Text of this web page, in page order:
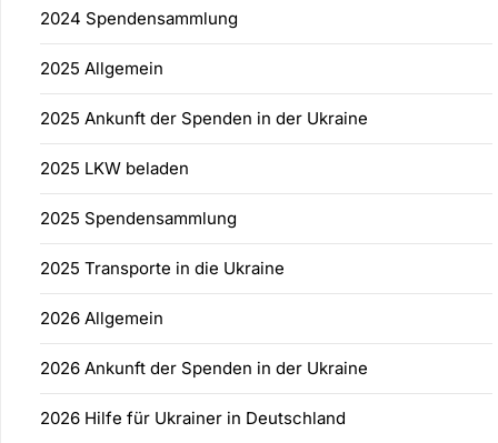
2024 Spendensammlung
2025 Allgemein
2025 Ankunft der Spenden in der Ukraine
2025 LKW beladen
2025 Spendensammlung
2025 Transporte in die Ukraine
2026 Allgemein
2026 Ankunft der Spenden in der Ukraine
2026 Hilfe für Ukrainer in Deutschland